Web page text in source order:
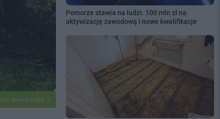
galerię zdjęć: 3
Pomorze stawia na ludzi. 100 mln zł na
aktywizację zawodową i nowe kwalifikacje